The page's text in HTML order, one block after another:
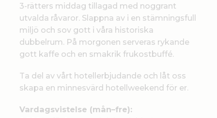
3-rätters middag tillagad med noggrant
utvalda råvaror. Slappna av i en stämningsfull
miljö och sov gott i våra historiska
dubbelrum. På morgonen serveras rykande
gott kaffe och en smakrik frukostbuffé.
Ta del av vårt hotellerbjudande och låt oss
skapa en minnesvärd hotellweekend för er.
Vardagsvistelse (mån–fre):